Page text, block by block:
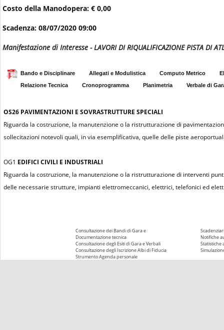
Costo della Manodopera: € 0,00
Scadenza: 08/07/2020 09:00
Manifestazione di Interesse - LAVORI DI RIQUALIFICAZIONE PISTA DI
Bando e Disciplinare Allegati e Modulistica Computo Metrico
Relazione Tecnica
Cronoprogramma Planimetria Verbale di
OS26 PAVIMENTAZIONI E SOVRASTRUTTURE SPECIALI
Riguarda la costruzione, la manutenzione o la ristrutturazione di
sollecitazioni notevoli quali, in via esemplificativa, quelle delle piste
OG1 EDIFICI CIVILI E INDUSTRIALI
Riguarda la costruzione, la manutenzione o la ristrutturazione di interventi
delle necessarie strutture, impianti elettromeccanici, elettrici, telefonici ed
Consultazione dei Bandi di Gara e
Documentazione tecnica
Consultazione degli Esiti di Gara e Verbali
Consultazione degli Iscrizione Albi di Fiducia
Strumento Agenda personale
Notifiche
Statistiche